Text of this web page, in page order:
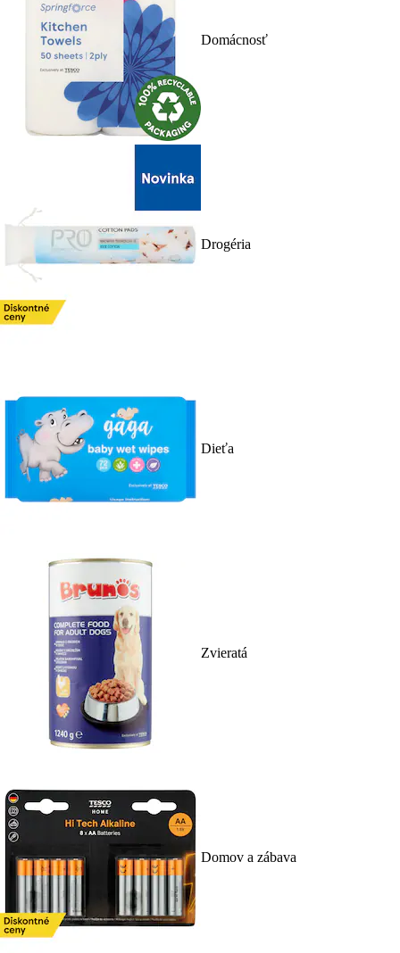
Domácnosť
Drogéria
Dieťa
Zvieratá
Domov a zábava